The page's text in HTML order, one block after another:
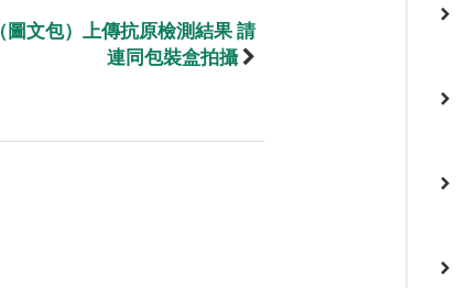
（圖文包）上傳抗原檢測結果 請
連同包裝盒拍攝